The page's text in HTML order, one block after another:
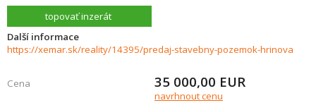
topovať inzerát
Další informace
https://xemar.sk/reality/14395/predaj-stavebny-pozemok-hrinova
Cena 35 000,00 EUR
navrhnout cenu